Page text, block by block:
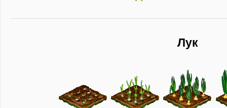
Лук